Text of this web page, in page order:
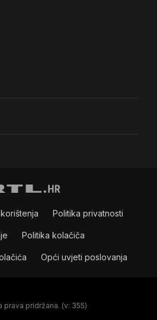
Politika privatnosti
Politika kolačiča
Opći uvjeti poslovanja
prava pridržana. (v: 355)